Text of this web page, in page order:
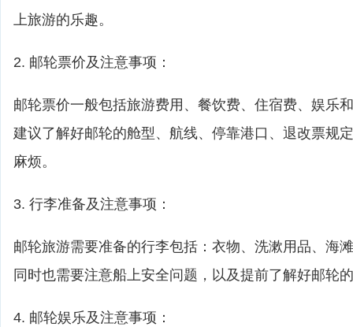
上旅游的乐趣。
2. 邮轮票价及注意事项：
邮轮票价一般包括旅游费用、餐饮费、住宿费、娱乐
建议了解好邮轮的舱型、航线、停靠港口、退改票规
麻烦。
3. 行李准备及注意事项：
邮轮旅游需要准备的行李包括：衣物、洗漱用品、海
同时也需要注意船上安全问题，以及提前了解好邮轮
4. 邮轮娱乐及注意事项：